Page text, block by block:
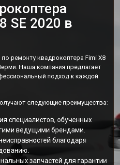
SE 2020 в
ремонту квадрокоптера Fimi X8
Наша компания предлагает
подход к каждой
следующие преимущества:
специалистов, обученных
ведущими брендами.
благодаря
запчастей для гарантии